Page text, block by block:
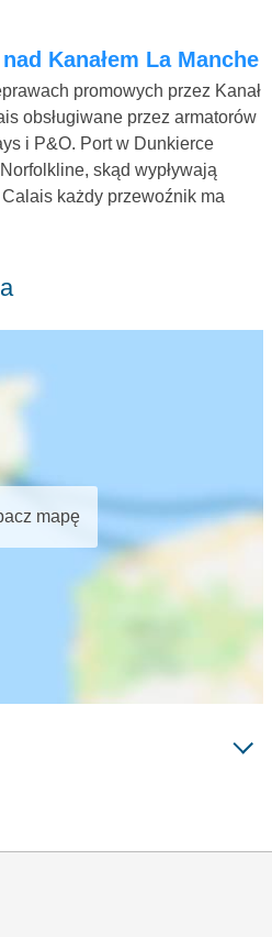
Kanałem La Manche
promowych przez Kanał
obsługiwane przez armatorów
i P&O. Port w Dunkierce
skąd wypływają
każdy przewoźnik ma
mapę